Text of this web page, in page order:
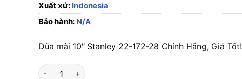
Xuất xứ: Indonesia
Bảo hành: N/A
Dũa mài 10″ Stanley 22-172-28 Chính Hãng, Giá Tốt!
Dũa mài 10" Stanley 22-172-28 số lượng